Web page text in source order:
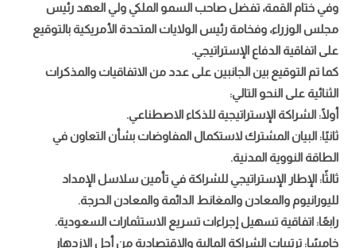
وفي ختام القمة، تفضل صاحب السمو الملكي ولي العهد رئيس
مجلس الوزراء، وفخامة رئيس الولايات المتحدة الأمريكية بالتوقيع
على اتفاقية الدفاع الإستراتيجي.
كما تم التوقيع بين الجانبين على عدد من الاتفاقيات والمذكرات
الثنائية على النحو التالي:
أولًا: الشراكة الإستراتيجية للذكاء الاصطناعي.
ثانيًا: البيان المشترك لاستكمال المفاوضات بشأن التعاون في
الطاقة النووية المدنية.
ثالثًا: الإطار الإستراتيجي للشراكة في تأمين سلاسل الإمداد
لليورانيوم والمعادن والمغانط الدائمة والمعادن الحرجة.
رابعًا: اتفاقية تسهيل إجراءات تسريع الاستثمارات السعودية.
خامسًا: ترتيبات الشراكة المالية والاقتصادية من أجل الازدهار